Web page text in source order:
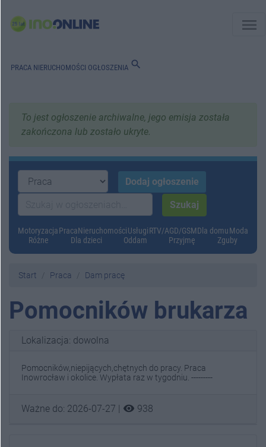
menu
PRACA NIERUCHOMOŚCI OGŁOSZENIA search
To jest ogłoszenie archiwalne, jego emisja została
zakończona lub zostało ukryte.
MotoryzacjaPracaNieruchomościUsługiRTV/AGD/GSMDla domuModa
Różne
Dla dzieci Oddam Przyjmę Zguby
Start Praca Dam pracę
Pomocników brukarza
Lokalizacja: dowolna
Pomocników,niepijących,chętnych do pracy. Praca
Inowrocław i okolice. Wypłata raz w tygodniu. ---------
Ważne do: 2026-07-27 | visibility 938